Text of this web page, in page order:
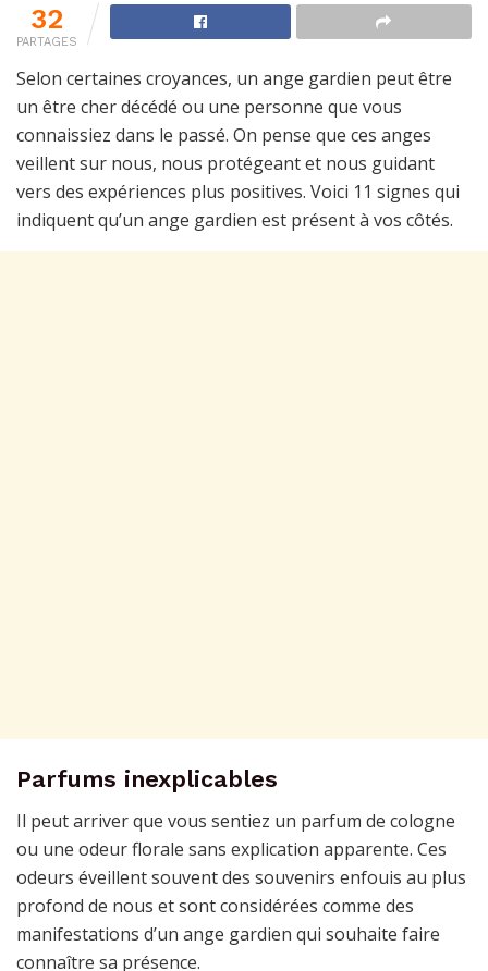
32
PARTAGES
Selon certaines croyances, un ange gardien peut être
un être cher décédé ou une personne que vous
connaissiez dans le passé. On pense que ces anges
veillent sur nous, nous protégeant et nous guidant
vers des expériences plus positives. Voici 11 signes qui
indiquent qu’un ange gardien est présent à vos côtés.
Parfums inexplicables
Il peut arriver que vous sentiez un parfum de cologne
ou une odeur florale sans explication apparente. Ces
odeurs éveillent souvent des souvenirs enfouis au plus
profond de nous et sont considérées comme des
manifestations d’un ange gardien qui souhaite faire
connaître sa présence.